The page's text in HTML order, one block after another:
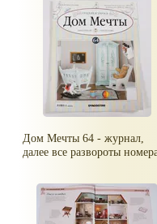
Дом Мечты 64 - журнал,
далее все развороты